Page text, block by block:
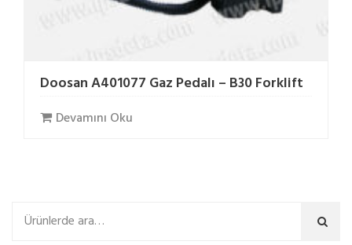
Doosan A401077 Gaz Pedalı – B30 Forklift
Devamını Oku
Ara